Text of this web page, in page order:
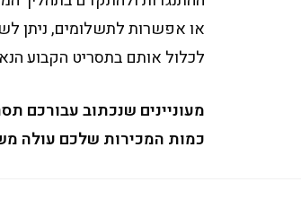
או אפשרות לתשלומים, ניתן
לכלול אותם בתסריט הקבוע
מעוניינים שנכתוב עבורכם
כמות המכירות שלכם עולה